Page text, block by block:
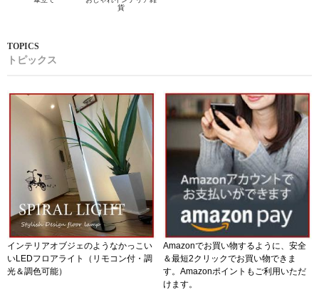
貨
トピックス
インテリアオブジェのようなかっこい
いLEDフロアライト（リモコン付・調
光＆調色可能）
Amazonでお買い物するように、安全
＆最短2クリックでお買い物できま
す。Amazonポイントもご利用いただ
けます。